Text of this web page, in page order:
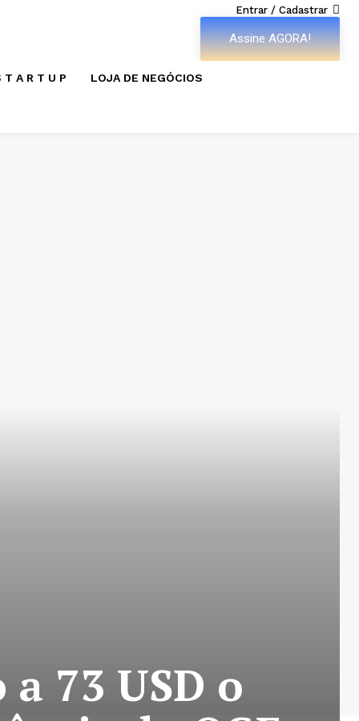
Entrar / Cadastrar
Assine AGORA!
T A R T U P LOJA DE NEGÓCIOS
73 USD o